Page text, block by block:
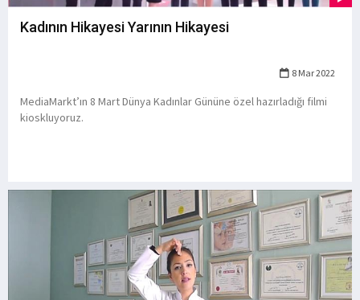
Kadının Hikayesi Yarının Hikayesi
8 Mar 2022
MediaMarkt’ın 8 Mart Dünya Kadınlar Gününe özel hazırladığı filmi
kioskluyoruz.